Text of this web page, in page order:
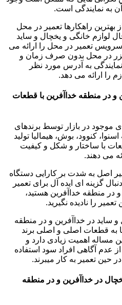
به نمایندگی است.
بهترین راهکارها تعمیر در محل
لوازم خانگی و یخچال و ساید
تعمیر در محل را ارائه می
در محل بدون صرف زمان و
به آدرس مورد نظر
را ارائه می دهد.
و در منطقه خداآفرین با قطعات
موجود در بازار توسط برندهای
کنوود، بوش، هیمالیا تولید
با ساختار و شکل و کیفیت
می دهند.
اصل به شدت بر کارایی دستگاه
گزینه ای ایده آل برای تعمیر
در منطقه خداآفرین هستید،
را نادیده نگیرید.
و ساید در خداآفرین و در منطقه
به قطعات اصلی و اصلی برند
مساله اهمیت زیادی دارد و
عدم آگاهی افراد سود استفاده
حین تعمیر به کار میبرند.
در خداآفرین و در منطقه